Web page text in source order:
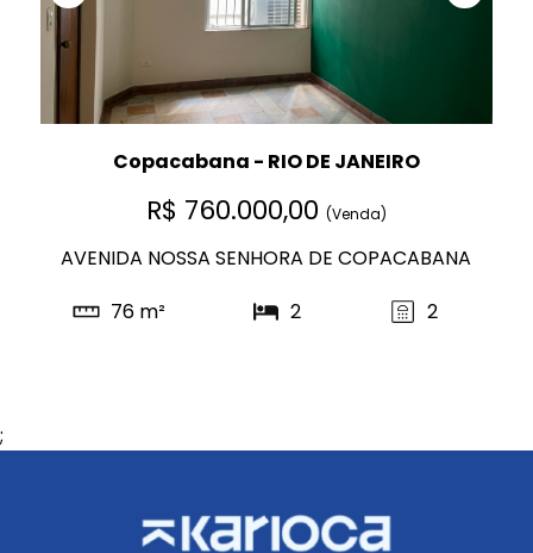
Copacabana - RIO DE JANEIRO
R$ 760.000,00 (Venda)
AVENIDA NOSSA SENHORA DE COPACABANA
76 m²
2 2
;